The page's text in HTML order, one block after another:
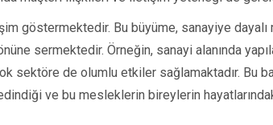
göstermektedir. Bu büyüme, sanayiye
sermektedir. Örneğin, sanayi alanında
sektöre de olumlu etkiler sağlamaktadır. Bu
ve bu mesleklerin bireylerin